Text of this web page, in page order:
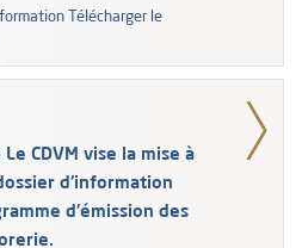
Télécharger le
CDVM vise la mise à
d'information
d'émission des